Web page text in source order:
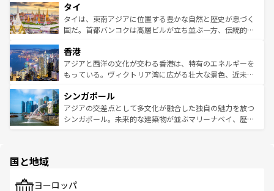
リティに包まれながら、韓国の多彩な魅力を心ゆくまで味
わってみてほしい。 なお、新着の韓国情報はコンテンツ一
覧を参照してほしい。
急速な発展と共に伝統が息づく。ハノイの古い町並みやホ
ーチミン市のフランス統治時代の建物も、独特の雰囲気を
醸し出している。また、バラエティの豊かさとおいしさで
とつ。フォーやバインミー、ベトナムコーヒーなどは、ぜ
ひ現地で味わいたい。どの地域を訪れてもあたたかい人々
が旅行者を迎えてくれるので、きっと忘れられない旅にな
参照してほしい。
タイ
タイは、東南アジアに位置する豊かな自然と歴史が息づく
国だ。首都バンコクは高層ビルが立ち並ぶ一方、伝統的な
の活気が交差している。北部ではチェンマイなどの山岳地
帯で自然と触れ合い、南部ではプーケットやクラビの美し
いビーチでリゾート気分を楽しむことができる。タイ料理
激する。気候は一年中温暖で、どの季節にも異なる楽しみ
が待っている。親しみやすいタイの人々、仏教を中心とし
た文化、そして多様な観光資源が、訪れる旅人を魅了し続
香港
アジアと西洋の文化が交わる香港は、特有のエネルギーを
もっている。ヴィクトリア湾に広がる壮大な景色、近未来
み、どこを訪れても感動するはず。観光スポットが密集し
ており、効率よく見どころを回れるのも魅力。息をのむよ
うな絶景から文化的な体験まで、香港を存分に楽しみ尽く
シンガポール
アジアの交差点として多文化が融合した独自の魅力を放つ
シンガポール。未来的な建築物が並ぶマリーナベイ、歴史
で、ホーカーズは地元の風情を楽しめる外せないスポット
国と地域
ヨーロッパ